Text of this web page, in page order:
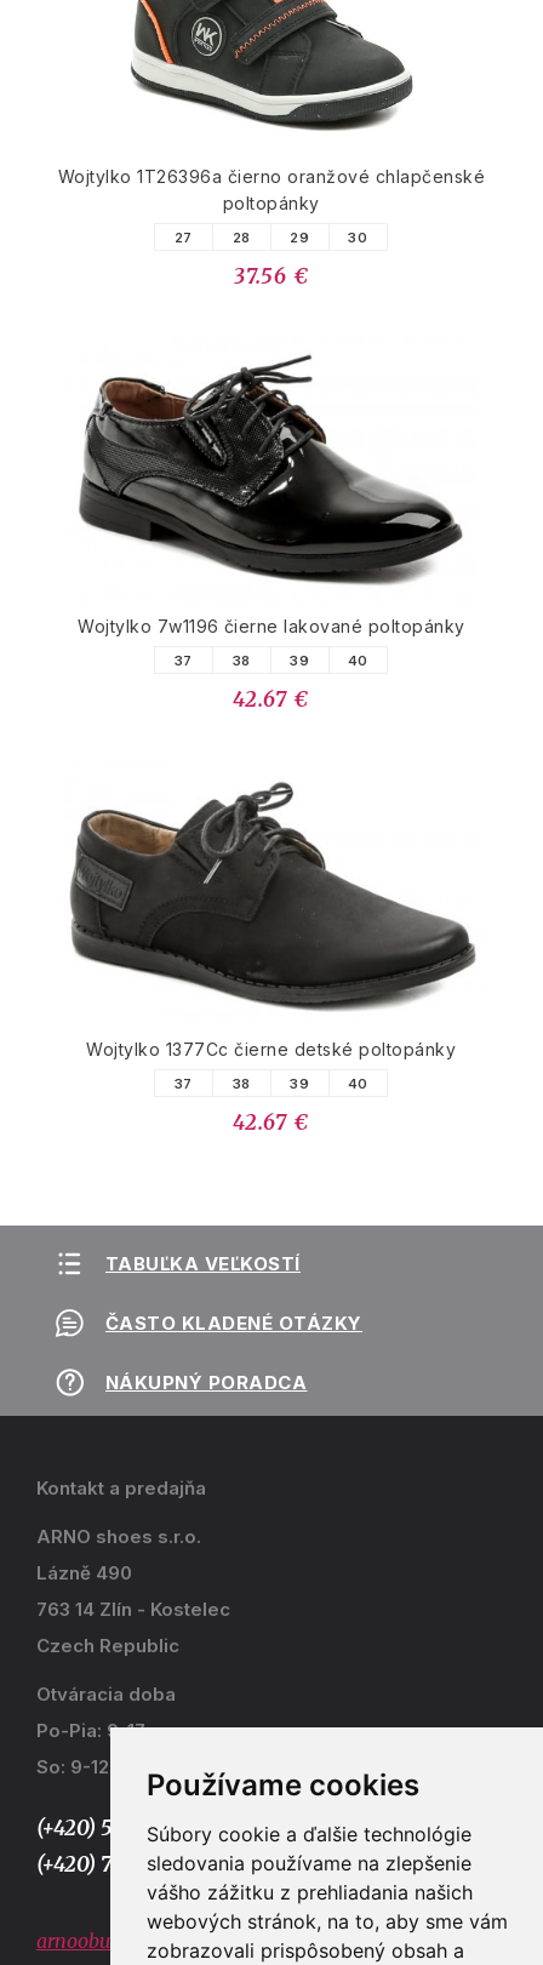
Používame cookies
Súbory cookie a ďalšie technológie
sledovania používame na zlepšenie
vášho zážitku z prehliadania našich
webových stránok, na to, aby sme vám
zobrazovali prispôsobený obsah a
Wojtylko 1T26396a čierno oranžové chlapčenské
poltopánky
27 28 29 30
37.56 €
Wojtylko 7w1196 čierne lakované poltopánky
37 38 39 40
42.67 €
Wojtylko 1377Cc čierne detské poltopánky
37 38 39 40
42.67 €
TABUĽKA VEĽKOSTÍ
ČASTO KLADENÉ OTÁZKY
NÁKUPNÝ PORADCA
Kontakt a predajňa
ARNO shoes s.r.o.
Lázně 490
763 14 Zlín - Kostelec
Czech Republic
Otváracia doba
Po-Pia: 9-17
So: 9-12
(+420) 577 915 036,
(+420) 773 667 390
arnoobuv@gmail.com